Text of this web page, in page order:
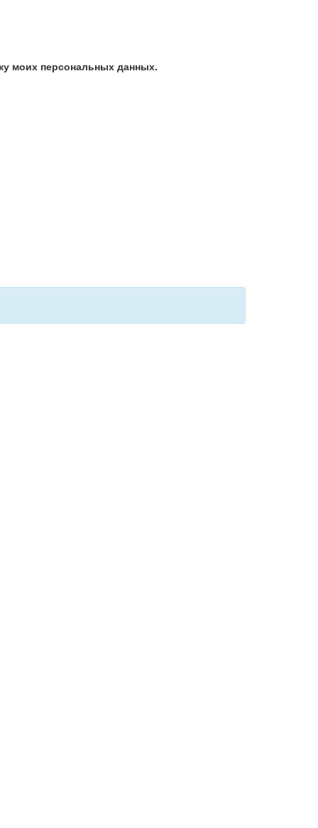
моих персональных данных.